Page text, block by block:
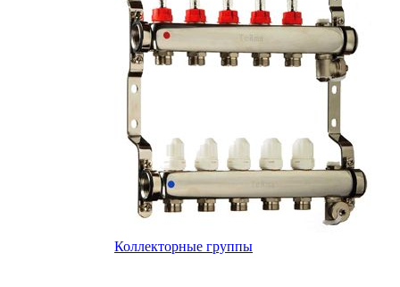
Коллекторные группы